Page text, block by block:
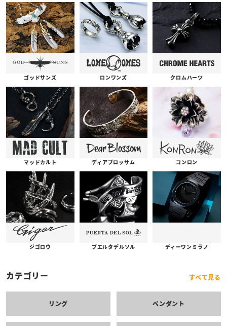
ゴッドサンズ ロンワンズ クロムハーツ
マッドカルト ディアブロッサム コンロン
ジゴロウ プエルタデルソル ディーワンミラノ
カテゴリー すべて見る
リング ペンダント